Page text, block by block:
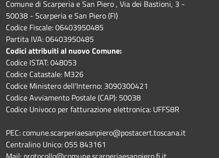
Comune di Scarperia e San Piero , Via dei Bastioni, 3 -
50038 - Scarperia e San Piero (FI)
Codice Fiscale: 06403950485
Partita IVA: 06403950485
Codici attribuiti al nuovo Comune:
Codice ISTAT: 048053
Codice Catastale: M326
Codice Ministero dell'Interno: 3090300421
Codice Avviamento Postale (CAP): 50038
Codice Univoco per fatturazione elettronica: UFFS8R
PEC: comune.scarperiaesanpiero@postacert.toscana.it
Centralino Unico: 055 843161